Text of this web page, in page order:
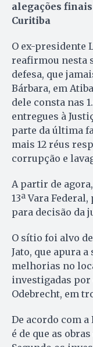
alegações
Curitiba
O ex-presidente
reafirmou nesta
defesa, que
Bárbara, em
dele consta nas
entregues à
parte da última
mais 12 réus
corrupção e
A partir de
13ª Vara
para decisão da
O sítio foi alvo
Jato, que apura a
melhorias no
investigadas por
Odebrecht, em
De acordo com
é de que as